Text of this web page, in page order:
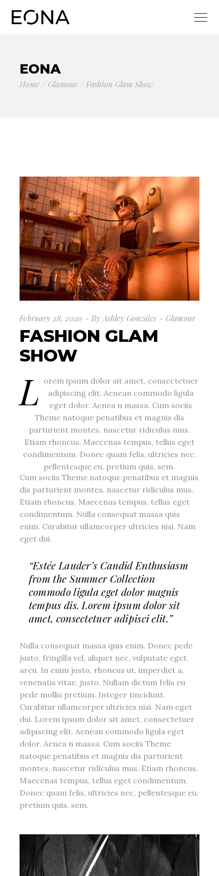
EONA
Home Glamour Fashion Glam Show
February 28, 2020 By Ashley Gonzales Glamour
FASHION GLAM
SHOW
L orem ipsum dolor sit amet, consectetuer
adipiscing elit. Aenean commodo ligula
eget dolor. Aenea n massa. Cum sociis
Theme natoque penatibus et magnis dis
parturient montes, nascetur ridiculus mus.
Etiam rhoncus. Maecenas tempus, tellus eget
condimentum. Donec quam felis, ultricies nec,
pellentesque eu, pretium quis, sem.
Cum sociis Theme natoque penatibus et magnis
dis parturient montes, nascetur ridiculus mus.
Etiam rhoncus. Maecenas tempus, tellus eget
condimentum. Nulla consequat massa quis
enim. Curabitur ullamcorper ultricies nisi. Nam
eget dui.
“Estée Lauder’s Candid Enthusiasm
from the Summer Collection
commodo ligula eget dolor magnis
tempus dis. Lorem ipsum dolor sit
amet, consectetuer adipisci elit.”
Nulla consequat massa quis enim. Donec pede
justo, fringilla vel, aliquet nec, vulputate eget,
arcu. In enim justo, rhoncus ut, imperdiet a,
venenatis vitae, justo. Nullam dictum felis eu
pede mollis pretium. Integer tincidunt.
Curabitur ullamcorper ultricies nisi. Nam eget
dui. Lorem ipsum dolor sit amet, consectetuer
adipiscing elit. Aenean commodo ligula eget
dolor. Aenea n massa. Cum sociis Theme
natoque penatibus et magnis dis parturient
montes, nascetur ridiculus mus. Etiam rhoncus.
Maecenas tempus, tellus eget condimentum.
Donec quam felis, ultricies nec, pellentesque eu,
pretium quis, sem.